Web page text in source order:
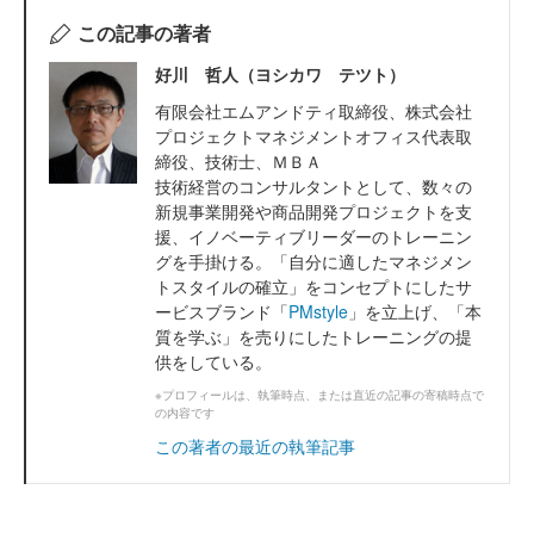
この記事の著者
好川 哲人（ヨシカワ テツト）
有限会社エムアンドティ取締役、株式会社
プロジェクトマネジメントオフィス代表取
締役、技術士、ＭＢＡ
技術経営のコンサルタントとして、数々の
新規事業開発や商品開発プロジェクトを支
援、イノベーティブリーダーのトレーニン
グを手掛ける。「自分に適したマネジメン
トスタイルの確立」をコンセプトにしたサ
ービスブランド「PMstyle 」を立上げ、「本
質を学ぶ」を売りにしたトレーニングの提
供をしている。
※プロフィールは、執筆時点、または直近の記事の寄稿時点で
の内容です
この著者の最近の執筆記事